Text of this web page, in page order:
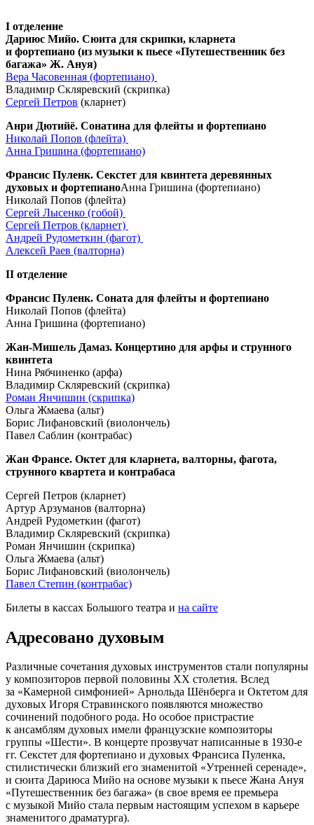
I отделение
Дариюс Мийо. Сюита для скрипки, кларнета
и фортепиано (из музыки к пьесе «Путешественник без
багажа» Ж. Ануя)
Вера Часовенная (фортепиано)
Владимир Скляревский (скрипка)
Сергей Петров (кларнет)
Анри Дютийё. Сонатина для флейты и фортепиано
Николай Попов (флейта)
Анна Гришина (фортепиано)
Франсис Пуленк. Секстет для квинтета деревянных
духовых и фортепианоАнна Гришина (фортепиано)
Николай Попов (флейта)
Сергей Лысенко (гобой)
Сергей Петров (кларнет)
Андрей Рудометкин (фагот)
Алексей Раев (валторна)
II отделение
Франсис Пуленк. Соната для флейты и фортепиано
Николай Попов (флейта)
Анна Гришина (фортепиано)
Жан-Мишель Дамаз. Концертино для арфы и струнного
квинтета
Нина Рябчиненко (арфа)
Владимир Скляревский (скрипка)
Роман Янчишин (скрипка)
Ольга Жмаева (альт)
Борис Лифановский (виолончель)
Павел Саблин (контрабас)
Жан Франсе. Октет для кларнета, валторны, фагота,
струнного квартета и контрабаса
Сергей Петров (кларнет)
Артур Арзуманов (валторна)
Андрей Рудометкин (фагот)
Владимир Скляревский (скрипка)
Роман Янчишин (скрипка)
Ольга Жмаева (альт)
Борис Лифановский (виолончель)
Павел Степин (контрабас)
Билеты в кассах Большого театра и на сайте
Адресовано духовым
Различные сочетания духовых инструментов стали популярны
у композиторов первой половины XX столетия. Вслед
за «Камерной симфонией» Арнольда Шёнберга и Октетом для
духовых Игоря Стравинского появляются множество
сочинений подобного рода. Но особое пристрастие
к ансамблям духовых имели французские композиторы
группы «Шести». В концерте прозвучат написанные в 1930-е
гг. Секстет для фортепиано и духовых Франсиса Пуленка,
стилистически близкий его знаменитой «Утренней серенаде»,
и сюита Дариюса Мийо на основе музыки к пьесе Жана Ануя
«Путешественник без багажа» (в свое время ее премьера
с музыкой Мийо стала первым настоящим успехом в карьере
знаменитого драматурга).